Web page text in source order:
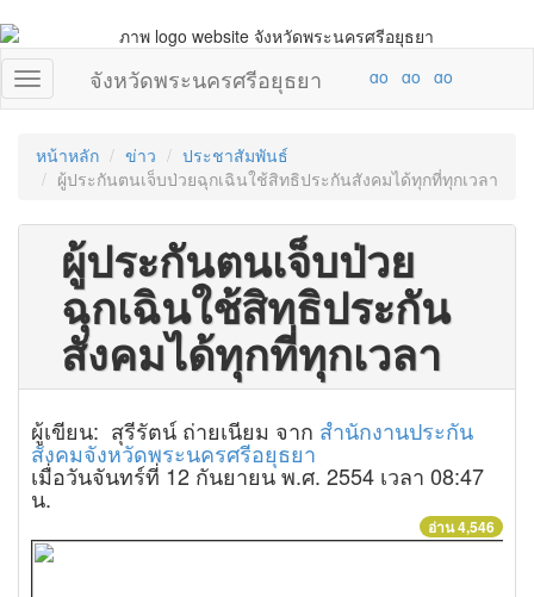
จังหวัดพระนครศรีอยุธยา
หน้าหลัก ข่าว
ประชาสัมพันธ์
ผู้ประกันตนเจ็บป่วยฉุกเฉินใช้สิทธิประกันสังคมได้ทุกที่ทุกเวลา
ผู้ประกันตนเจ็บป่วย
ฉุกเฉินใช้สิทธิประกัน
สังคมได้ทุกที่ทุกเวลา
ผู้เขียน: สุรีรัตน์ ถ่ายเนียม จาก สำนักงานประกัน
สังคมจังหวัดพระนครศรีอยุธยา
เมื่อวันจันทร์ที่ 12 กันยายน พ.ศ. 2554 เวลา 08:47
น.
อ่าน 4,546